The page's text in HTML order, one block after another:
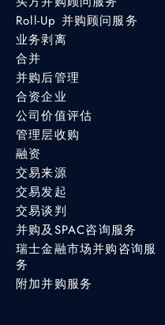
Roll-Up 并购顾问服务
业务剥离
合并
并购后管理
合资企业
公司价值评估
管理层收购
融资
交易来源
交易发起
交易谈判
并购及SPAC咨询服务
瑞士金融市场并购咨询服
务
附加并购服务